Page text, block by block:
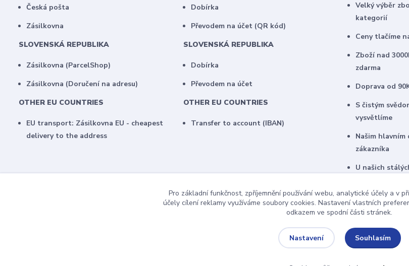
Česká pošta
Zásilkovna
SLOVENSKÁ REPUBLIKA
Zásilkovna (ParcelShop)
Zásilkovna (Doručení na adresu)
OTHER EU COUNTRIES
EU transport: Zásilkovna EU - cheapest
delivery to the address
Dobírka
Převodem na účet (QR kód)
SLOVENSKÁ REPUBLIKA
Dobírka
Převodem na účet
OTHER EU COUNTRIES
Transfer to account (IBAN)
Velký výběr
kategorií
Ceny tlačíme
Zboží nad
zdarma
Doprava od
S čistým
vysvětlíme
Našim
zákazníka
U našich
Pro základní funkčnost, zpříjemnění používání webu, analytické účely a v
účely cílení reklamy využíváme soubory cookies. Nastavení vlastních
odkazem ve spodní části stránek.
Nastavení Souhlasím